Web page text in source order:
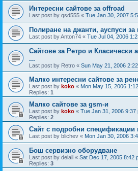
Интересни сайтове за offroad
Last post by qsd555 « Tue Jan 30, 2007
Полиране на джанти, ауспуси
Last post byAnton74 « Tue Jul 04, 2006
Сайтове за Ретро и
...
Last post by Retro « Sun May 21, 2006
Малко интересни сайтове за
Last post by koko « Mon May 15, 2006
Replies: 1
Малко сайтове за gsm-и
Last post by koko « Tue Jan 31, 2006 9:37
Replies: 2
Сайт с подробни спецификации
Last post by blichev « Mon Jan 30, 2006
Бош сервизно оборудване
Last post by delail « Sat Dec 17, 2005 8:42
Replies: 3